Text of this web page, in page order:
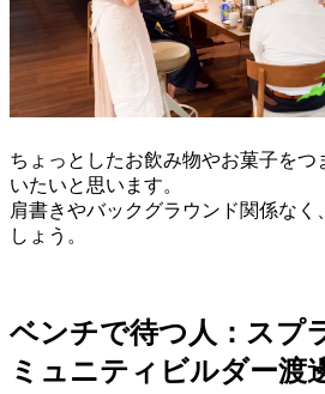
ちょっとしたお飲み物やお菓子を
いたいと思います。
肩書きやバックグラウンド関係なく
しょう。
ベンチで待つ人：スプ
ミュニティビルダー渡